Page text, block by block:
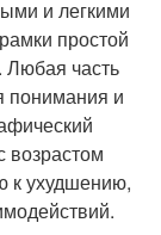
и легкими
простой
Любая часть
понимания и
возрастом
к ухудшению,